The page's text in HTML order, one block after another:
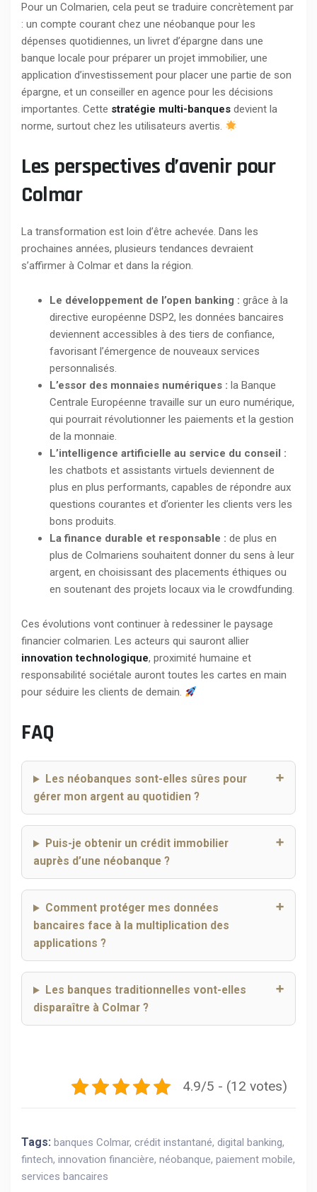
Pour un Colmarien, cela peut se traduire concrètement par
: un compte courant chez une néobanque pour les
dépenses quotidiennes, un livret d’épargne dans une
banque locale pour préparer un projet immobilier, une
application d’investissement pour placer une partie de son
épargne, et un conseiller en agence pour les décisions
importantes. Cette stratégie multi-banques devient la
norme, surtout chez les utilisateurs avertis.
Les perspectives d’avenir pour
Colmar
La transformation est loin d’être achevée. Dans les
prochaines années, plusieurs tendances devraient
s’affirmer à Colmar et dans la région.
Le développement de l’open banking : grâce à la
directive européenne DSP2, les données bancaires
deviennent accessibles à des tiers de confiance,
favorisant l’émergence de nouveaux services
personnalisés.
L’essor des monnaies numériques : la Banque
Centrale Européenne travaille sur un euro numérique,
qui pourrait révolutionner les paiements et la gestion
de la monnaie.
L’intelligence artificielle au service du conseil :
les chatbots et assistants virtuels deviennent de
plus en plus performants, capables de répondre aux
questions courantes et d’orienter les clients vers les
bons produits.
La finance durable et responsable : de plus en
plus de Colmariens souhaitent donner du sens à leur
argent, en choisissant des placements éthiques ou
en soutenant des projets locaux via le crowdfunding.
Ces évolutions vont continuer à redessiner le paysage
financier colmarien. Les acteurs qui sauront allier
innovation technologique, proximité humaine et
responsabilité sociétale auront toutes les cartes en main
pour séduire les clients de demain.
FAQ
Les néobanques sont-elles sûres pour
gérer mon argent au quotidien ?
Puis-je obtenir un crédit immobilier
auprès d’une néobanque ?
Comment protéger mes données
bancaires face à la multiplication des
applications ?
Les banques traditionnelles vont-elles
disparaître à Colmar ?
4.9/5 - (12 votes)
Tags: banques Colmar, crédit instantané, digital banking,
fintech, innovation financière, néobanque, paiement mobile,
services bancaires